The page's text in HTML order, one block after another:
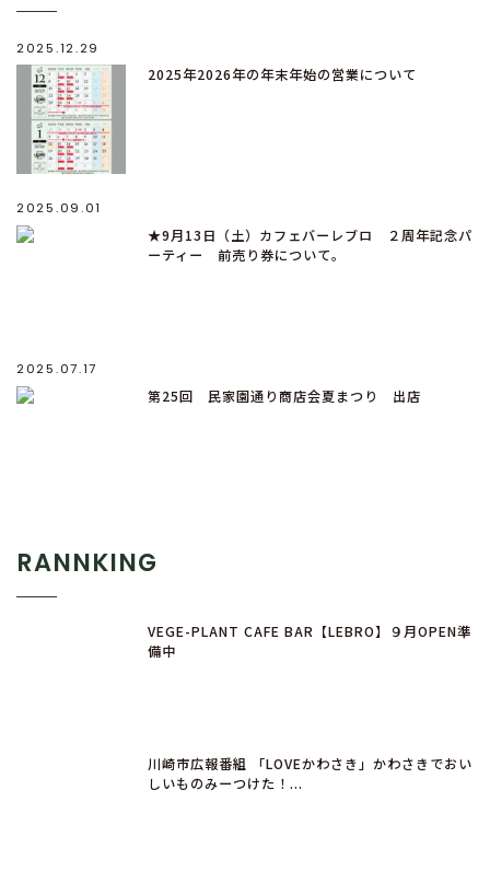
2025.12.29
2025年2026年の年末年始の営業について
2025.09.01
★9月13日（土）カフェバーレブロ ２周年記念パ
ーティー 前売り券について。
2025.07.17
第25回 民家園通り商店会夏まつり 出店
RANNKING
VEGE-PLANT CAFE BAR【LEBRO】９月OPEN準
備中
川崎市広報番組 「LOVEかわさき」かわさきでおい
しいものみーつけた！...